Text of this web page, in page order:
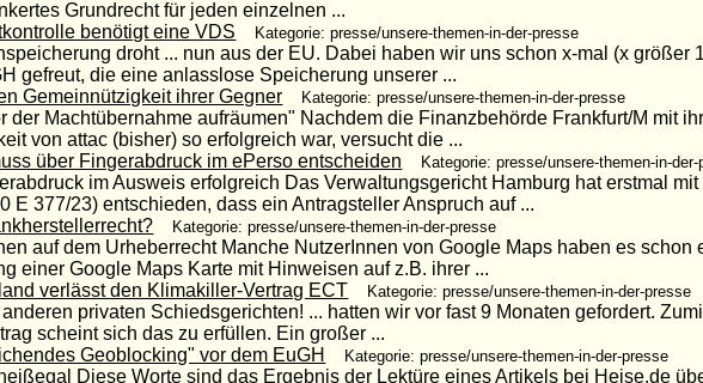
Grundrecht für jeden einzelnen ...
benötigt eine VDS Kategorie: presse/unsere-themen-in-der-presse
droht ... nun aus der EU. Dabei haben wir uns schon x-mal (x größer
gefreut, die eine anlasslose Speicherung unserer ...
Gemeinnützigkeit ihrer Gegner Kategorie: presse/unsere-themen-in-der-presse
der Machtübernahme aufräumen" Nachdem die Finanzbehörde Frankfurt/M mit
von attac (bisher) so erfolgreich war, versucht die ...
über Fingerabdruck im ePerso entscheiden Kategorie: presse/unsere-themen-in-
im Ausweis erfolgreich Das Verwaltungsgericht Hamburg hat erstmal
E 377/23) entschieden, dass ein Antragsteller Anspruch auf ...
Kategorie: presse/unsere-themen-in-der-presse
auf dem Urheberrecht Manche NutzerInnen von Google Maps haben es schon
einer Google Maps Karte mit Hinweisen auf z.B. ihrer ...
verlässt den Klimakiller-Vertrag ECT Kategorie: presse/unsere-themen-in-der-presse
privaten Schiedsgerichten! ... hatten wir vor fast 9 Monaten gefordert.
scheint sich das zu erfüllen. Ein großer ...
Geoblocking" vor dem EuGH Kategorie: presse/unsere-themen-in-der-presse
Diese Worte sind das Ergebnis der Lektüre eines Artikels bei Heise.de